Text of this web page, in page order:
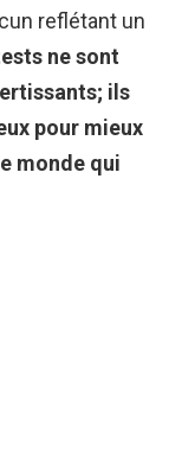
reflétant un
ne sont
ils
pour mieux
monde qui